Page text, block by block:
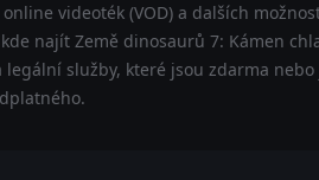
videoték (VOD) a dalších
najít Země dinosaurů 7: Kámen
služby, které jsou zdarma